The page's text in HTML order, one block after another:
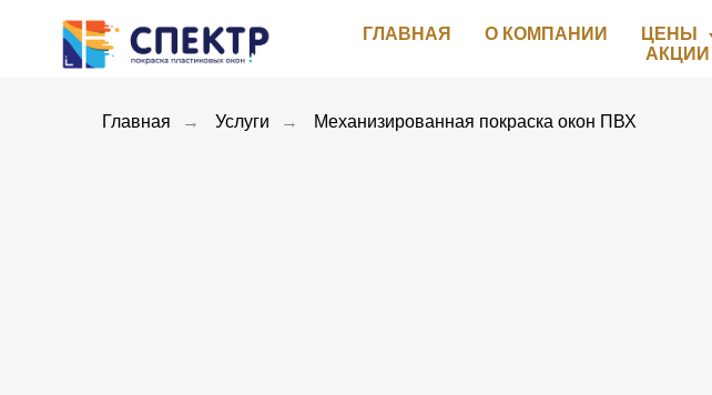
ГЛАВНАЯ О КОМПАНИИ ЦЕНЫ
АКЦИИ
Главная → Услуги → Механизированная покраска окон ПВХ